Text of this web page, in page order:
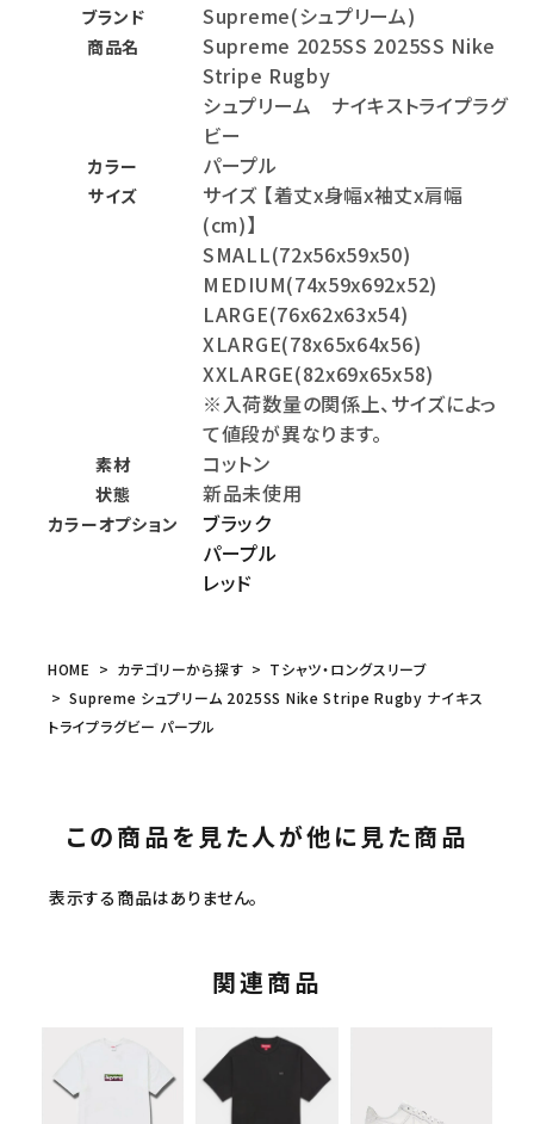
ブランド Supreme(シュプリーム)
商品名
Supreme 2025SS 2025SS Nike
Stripe Rugby
シュプリーム ナイキストライプラグ
ビー
カラー パープル
サイズ
サイズ 【着丈x身幅x袖丈x肩幅
(cm)】
SMALL(72x56x59x50)
MEDIUM(74x59x692x52)
LARGE(76x62x63x54)
XLARGE(78x65x64x56)
XXLARGE(82x69x65x58)
※入荷数量の関係上、サイズによっ
て値段が異なります。
素材 コットン
状態 新品未使用
カラーオプション
ブラック
パープル
レッド
HOME カテゴリーから探す
Tシャツ・ロングスリーブ
Supreme シュプリーム 2025SS Nike Stripe Rugby ナイキス
トライプラグビー パープル
この商品を見た人が他に見た商品
表示する商品はありません。
関連商品